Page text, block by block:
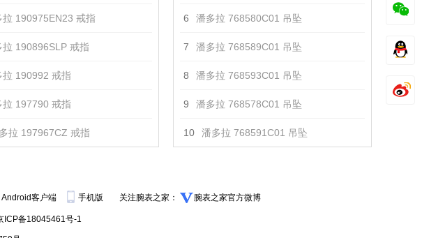
拉 190975EN23 戒指
拉 190896SLP 戒指
拉 190992 戒指
拉 197790 戒指
拉 197967CZ 戒指
6 潘多拉 768580C01 吊坠
7 潘多拉 768589C01 吊坠
8 潘多拉 768593C01 吊坠
9 潘多拉 768578C01 吊坠
10 潘多拉 768591C01 吊坠
Android客户端 手机版 关注腕表之家： 腕表之家官方微博
ICP备18045461号-1